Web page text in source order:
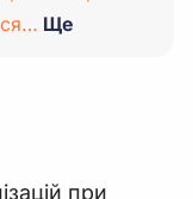
Ще
при